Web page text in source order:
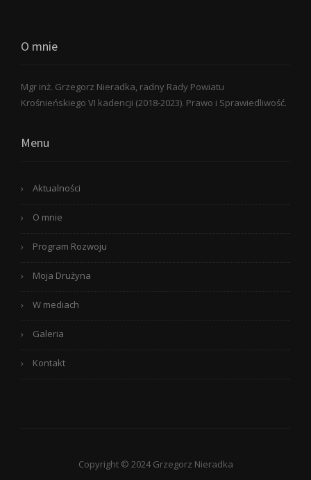
O mnie
Mgr inż. Grzegorz Nieradka, radny Rady Powiatu
Krośnieńskiego VI kadencji (2018-2023). Prawo i Sprawiedliwość.
Menu
Aktualności
O mnie
Program Rozwoju
Moja Drużyna
W mediach
Galeria
Kontakt
Copyright © 2024 Grzegorz Nieradka